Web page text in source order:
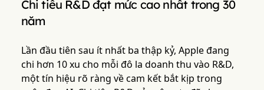
Chi tiêu R&D đạt mức cao nhất trong 30
năm
Lần đầu tiên sau ít nhất ba thập kỷ, Apple đang
chi hơn 10 xu cho mỗi đô la doanh thu vào R&D,
một tín hiệu rõ ràng về cam kết bắt kịp trong